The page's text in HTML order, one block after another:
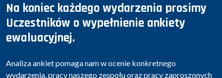
Na koniec każdego wydarzenia prosimy
Uczestników o wypełnienie ankiety
ewaluacyjnej.
Analiza ankiet pomaga nam w ocenie konkretnego
wydarzenia, pracy naszego zespołu oraz pracy zaproszonych